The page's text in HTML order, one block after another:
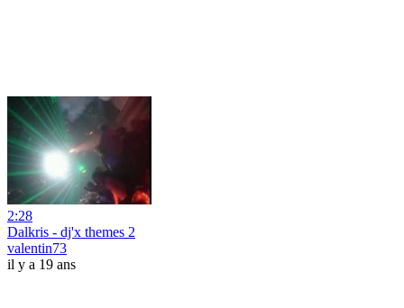
2:28
Dalkris - dj'x themes 2
valentin73
il y a 19 ans